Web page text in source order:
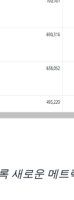
새로운 메트